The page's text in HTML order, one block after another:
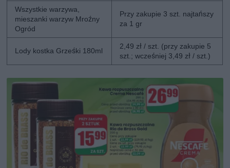
Wszystkie warzywa,
mieszanki warzyw Mroźny
Ogród
Przy zakupie 3 szt. najtańszy
za 1 gr
Lody kostka Grześki 180ml
2,49 zł / szt. (przy zakupie 5
szt.; wcześniej 3,49 zł / szt.)